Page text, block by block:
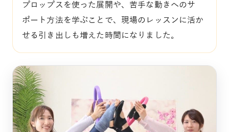
プロップスを使った展開や、苦手な動きへのサ
ポート方法を学ぶことで、現場のレッスンに活か
せる引き出しも増えた時間になりました。